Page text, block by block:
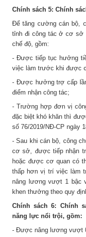
Chính sách 5: Chính
Để tăng cường cán bộ,
tỉnh đi công tác ở cơ sở
chế độ, gồm:
- Được tiếp tục hưởng
việc làm trước khi được
- Được hưởng trợ cấp
điểm nhận công tác;
- Trường hợp đơn vị
đặc biệt khó khăn thì
số 76/2019/NĐ-CP ngày
- Sau khi cán bộ, công
cơ sở, được tiếp nhận
hoặc được cơ quan có
thấp hơn vị trí việc làm
nâng lương vượt 1 bậc
khen thưởng theo quy
Chính sách 6: Chính
năng lực nổi trội, gồm:
- Được nâng lương vượt